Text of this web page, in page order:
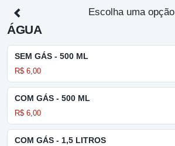
Escolha uma opção
ÁGUA
SEM GÁS - 500 ML
R$ 6,00
COM GÁS - 500 ML
R$ 6,00
COM GÁS - 1,5 LITROS